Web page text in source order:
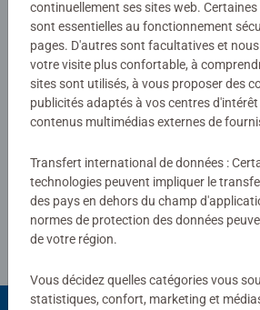
Average rating 3,7 out of 5 stars.
3,7/5
Afficher les
Consignes d'évaluation
continuellement ses sites web.
sont essentielles au fonctionnement
pages. D'autres sont facultatives et
votre visite plus confortable, à
sites sont utilisés, à vous proposer des
publicités adaptés à vos centres
contenus multimédias externes de
Transfert international de données :
technologies peuvent impliquer le
des pays en dehors du champ
normes de protection des données
de votre région.
Vous décidez quelles catégories vous
statistiques, confort, marketing et